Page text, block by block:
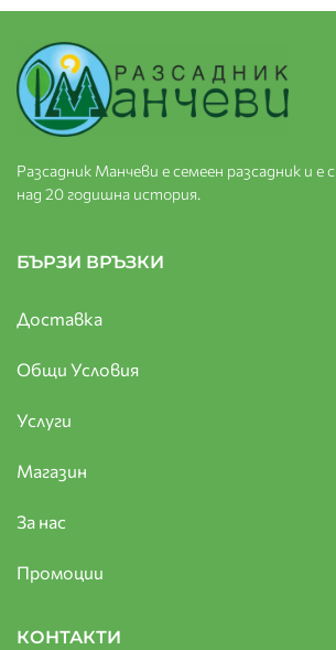
Разсадник Манчеви е семеен разсадник и е с
над 20 годишна история.
БЪРЗИ ВРЪЗКИ
Доставка
Общи Условия
Услуги
Магазин
За нас
Промоции
КОНТАКТИ